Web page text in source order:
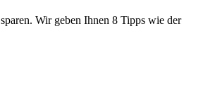
Wir geben Ihnen 8 Tipps wie der